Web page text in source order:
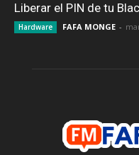
Liberar el PIN de tu
Hardware FAFA MONGE -